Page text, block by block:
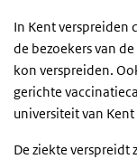
In Kent
de bezoekers van
kon verspreiden.
gerichte
universiteit van
De ziekte verspreidt